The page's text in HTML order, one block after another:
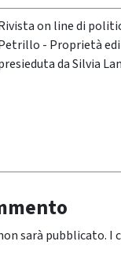
on line di
- Proprietà
da Silvia
sarà pubblicato. I